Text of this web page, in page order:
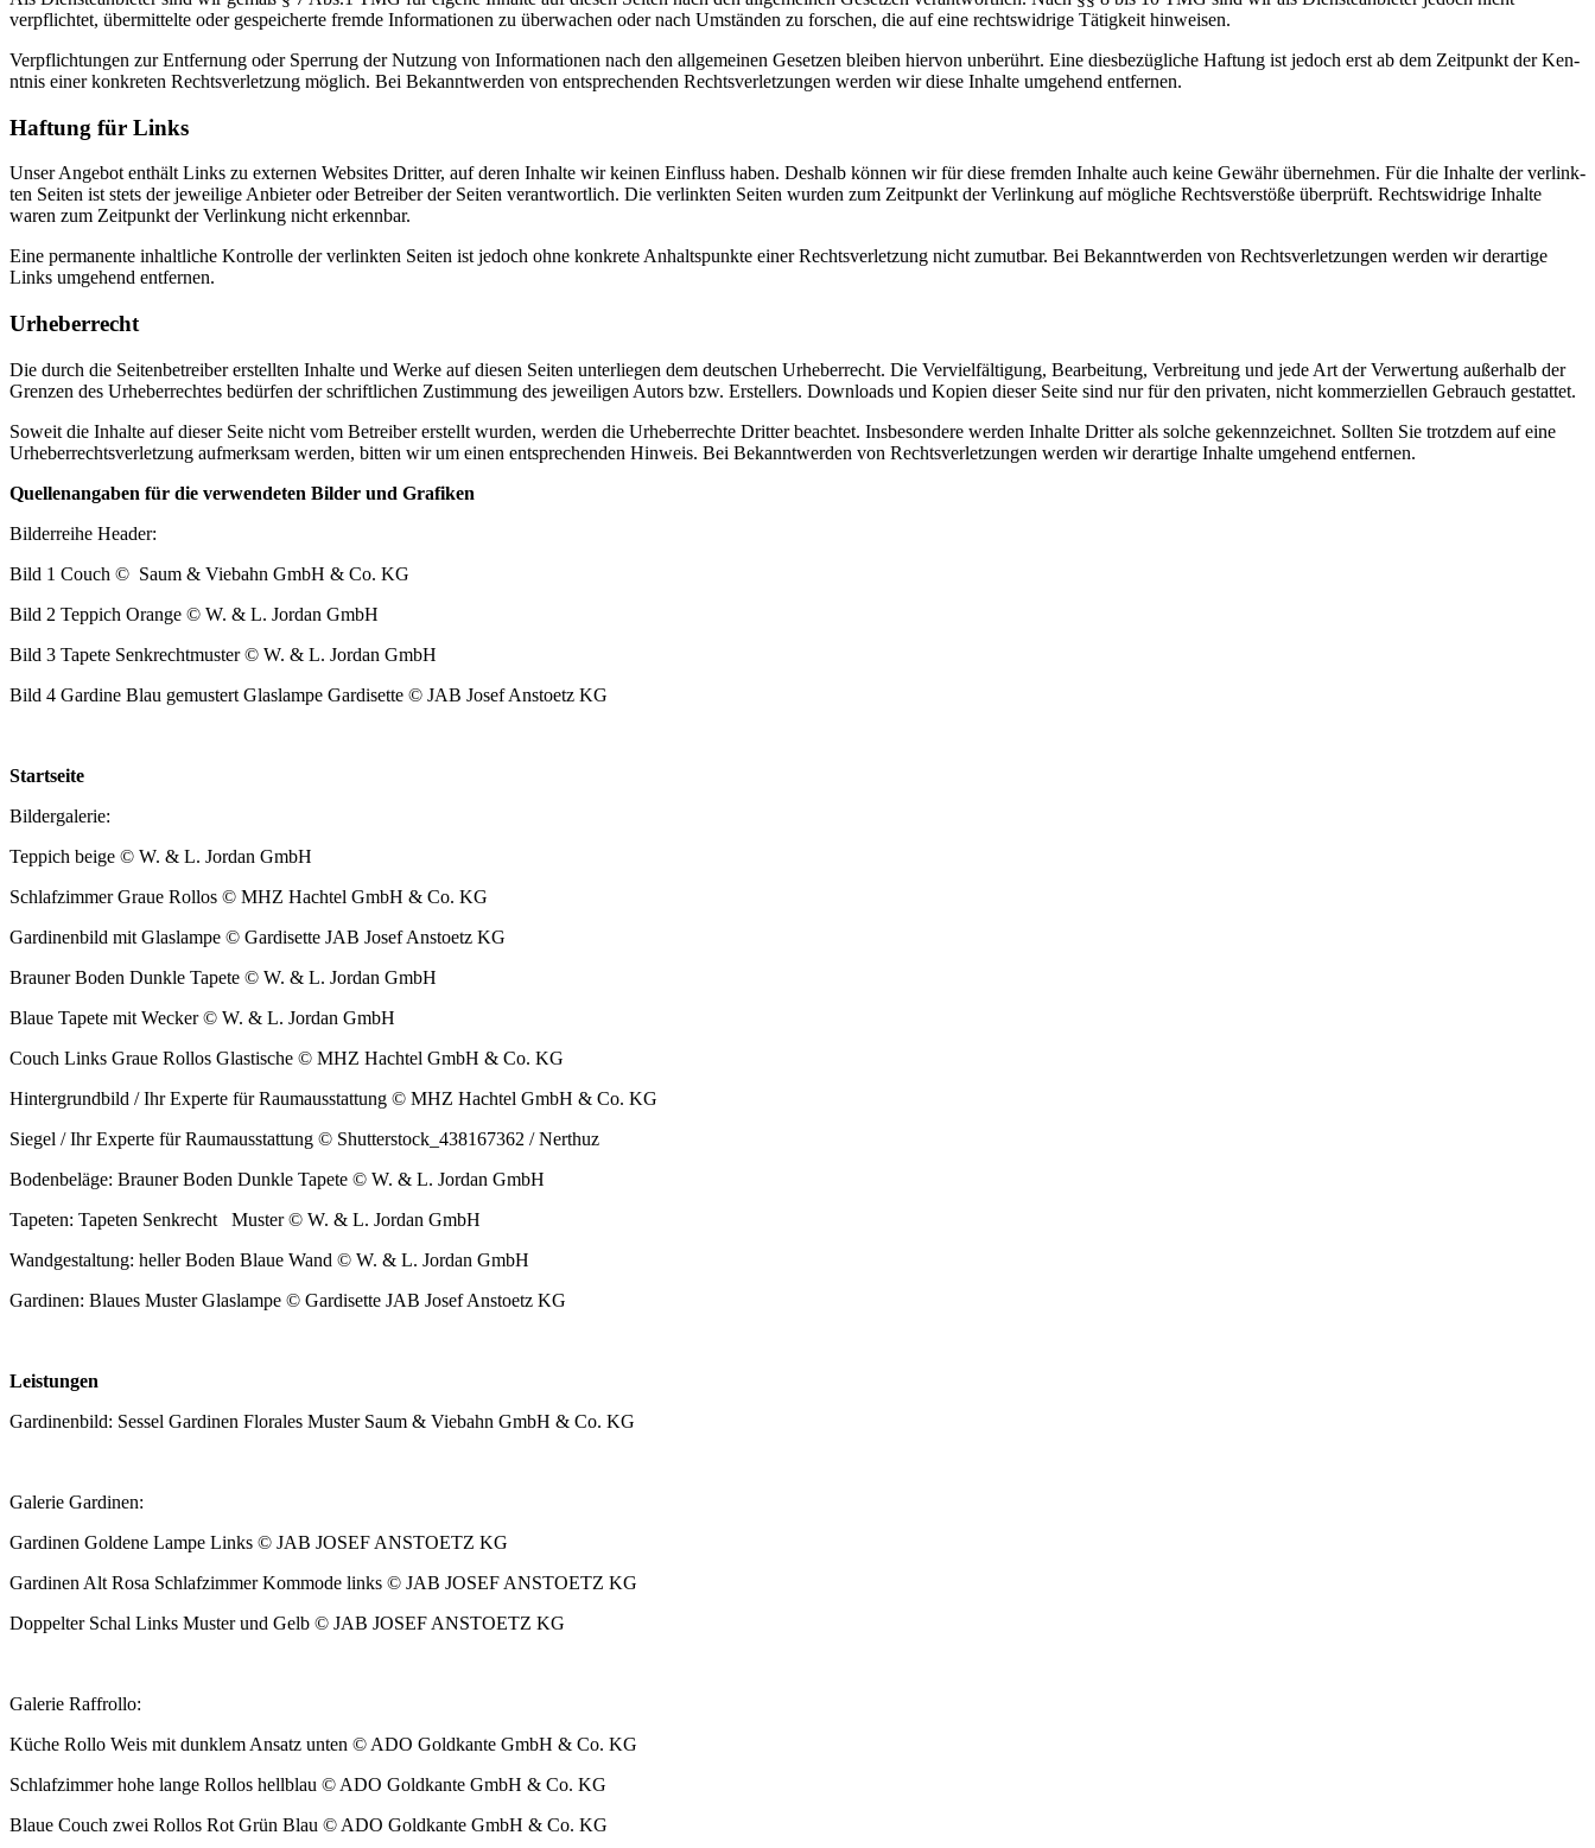
verpflichtet, über­mit­telte oder gespe­icherte fremde Infor­ma­tio­nen zu überwachen oder nach Umstän­den zu forschen, die auf eine rechtswidrige Tätigkeit hinweisen.
Verpflich­tun­gen zur Ent­fer­nung oder Sper­rung der Nutzung von Infor­ma­tio­nen nach den all­ge­meinen Geset­zen bleiben hier­von unberührt. Eine dies­bezügliche Haf­tung ist jedoch erst ab dem Zeit­punkt der Ken­
nt­nis einer konkreten Rechtsver­let­zung möglich. Bei Bekan­ntwer­den von entsprechen­den Rechtsver­let­zun­gen wer­den wir diese Inhalte umge­hend entfernen.
Haf­tung für Links
Unser Ange­bot enthält Links zu exter­nen Web­sites Drit­ter, auf deren Inhalte wir keinen Ein­fluss haben. Deshalb kön­nen wir für diese frem­den Inhalte auch keine Gewähr übernehmen. Für die Inhalte der ver­link­
ten Seiten ist stets der jew­eilige Anbi­eter oder Betreiber der Seiten ver­ant­wortlich. Die ver­link­ten Seiten wur­den zum Zeit­punkt der Ver­linkung auf mögliche Rechtsver­stöße über­prüft. Rechtswidrige Inhalte
waren zum Zeit­punkt der Ver­linkung nicht erkennbar.
Eine per­ma­nente inhaltliche Kon­trolle der ver­link­ten Seiten ist jedoch ohne konkrete Anhalt­spunkte einer Rechtsver­let­zung nicht zumut­bar. Bei Bekan­ntwer­den von Rechtsver­let­zun­gen wer­den wir der­ar­tige
Links umge­hend entfernen.
Urhe­ber­recht
Die durch die Seit­en­be­treiber erstell­ten Inhalte und Werke auf diesen Seiten unter­liegen dem deutschen Urhe­ber­recht. Die Vervielfäl­ti­gung, Bear­beitung, Ver­bre­itung und jede Art der Ver­w­er­tung außer­halb der
Gren­zen des Urhe­ber­rechtes bedür­fen der schriftlichen Zus­tim­mung des jew­eili­gen Autors bzw. Erstellers. Down­loads und Kopien dieser Seite sind nur für den pri­vaten, nicht kom­merziellen Gebrauch gestattet.
Soweit die Inhalte auf dieser Seite nicht vom Betreiber erstellt wur­den, wer­den die Urhe­ber­rechte Drit­ter beachtet. Ins­beson­dere wer­den Inhalte Drit­ter als solche gekennze­ich­net. Soll­ten Sie trotz­dem auf eine
Urhe­ber­rechtsver­let­zung aufmerk­sam wer­den, bit­ten wir um einen entsprechen­den Hin­weis. Bei Bekan­ntwer­den von Rechtsver­let­zun­gen wer­den wir der­ar­tige Inhalte umge­hend entfernen.
Quel­lenangaben für die ver­wen­de­ten Bilder und Grafiken
Bilder­reihe Header:
Bild 1 Couch © Saum & Viebahn GmbH & Co. KG
Bild 2 Tep­pich Orange © W. & L. Jor­dan GmbH
Bild 3 Tapete Senkrecht­muster © W. & L. Jor­dan GmbH
Bild 4 Gar­dine Blau gemustert Glaslampe Gardis­ette © JAB Josef Anstoetz KG
Start­seite
Bilder­ga­lerie:
Tep­pich beige © W. & L. Jor­dan GmbH
Schlafz­im­mer Graue Rol­los © MHZ Hachtel GmbH & Co. KG
Gar­di­nen­bild mit Glaslampe © Gardis­ette JAB Josef Anstoetz KG
Brauner Boden Dun­kle Tapete © W. & L. Jor­dan GmbH
Blaue Tapete mit Wecker © W. & L. Jor­dan GmbH
Couch Links Graue Rol­los Glastis­che © MHZ Hachtel GmbH & Co. KG
Hin­ter­grund­bild / Ihr Experte für Rau­mausstat­tung © MHZ Hachtel GmbH & Co. KG
Siegel / Ihr Experte für Rau­mausstat­tung © Shutterstock_438167362 / Nerthuz
Boden­beläge: Brauner Boden Dun­kle Tapete © W. & L. Jor­dan GmbH
Tape­ten: Tape­ten Senkrecht Muster © W. & L. Jor­dan GmbH
Wandgestal­tung: heller Boden Blaue Wand © W. & L. Jor­dan GmbH
Gar­di­nen: Blaues Muster Glaslampe © Gardis­ette JAB Josef Anstoetz KG
Leis­tun­gen
Gar­di­nen­bild: Ses­sel Gar­di­nen Flo­rales Muster Saum & Viebahn GmbH & Co. KG
Galerie Gar­di­nen:
Gar­di­nen Gold­ene Lampe Links © JAB JOSEF ANSTOETZ KG
Gar­di­nen Alt Rosa Schlafz­im­mer Kom­mode links © JAB JOSEF ANSTOETZ KG
Dop­pel­ter Schal Links Muster und Gelb © JAB JOSEF ANSTOETZ KG
Galerie Raf­frollo:
Küche Rollo Weis mit dun­klem Ansatz unten © ADO Gold­kante GmbH & Co. KG
Schlafz­im­mer hohe lange Rol­los hell­blau © ADO Gold­kante GmbH & Co. KG
Blaue Couch zwei Rol­los Rot Grün Blau © ADO Gold­kante GmbH & Co. KG